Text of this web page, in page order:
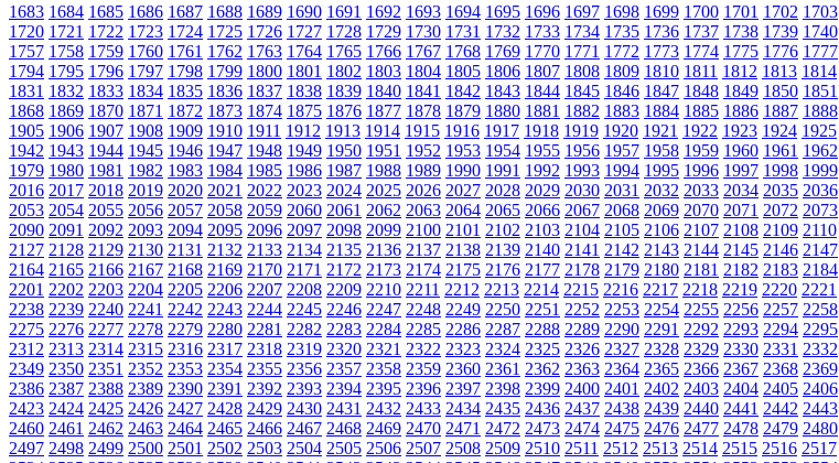
1683 1684 1685 1686 1687 1688 1689 1690 1691 1692 1693 1694 1695 1696 1697 1698 1699 1700 1701 1702 1703
1720 1721 1722 1723 1724 1725 1726 1727 1728 1729 1730 1731 1732 1733 1734 1735 1736 1737 1738 1739 1740
1757 1758 1759 1760 1761 1762 1763 1764 1765 1766 1767 1768 1769 1770 1771 1772 1773 1774 1775 1776 1777
1794 1795 1796 1797 1798 1799 1800 1801 1802 1803 1804 1805 1806 1807 1808 1809 1810 1811 1812 1813 1814
1831 1832 1833 1834 1835 1836 1837 1838 1839 1840 1841 1842 1843 1844 1845 1846 1847 1848 1849 1850 1851
1868 1869 1870 1871 1872 1873 1874 1875 1876 1877 1878 1879 1880 1881 1882 1883 1884 1885 1886 1887 1888
1905 1906 1907 1908 1909 1910 1911 1912 1913 1914 1915 1916 1917 1918 1919 1920 1921 1922 1923 1924 1925
1942 1943 1944 1945 1946 1947 1948 1949 1950 1951 1952 1953 1954 1955 1956 1957 1958 1959 1960 1961 1962
1979 1980 1981 1982 1983 1984 1985 1986 1987 1988 1989 1990 1991 1992 1993 1994 1995 1996 1997 1998 1999
2016 2017 2018 2019 2020 2021 2022 2023 2024 2025 2026 2027 2028 2029 2030 2031 2032 2033 2034 2035 2036
2053 2054 2055 2056 2057 2058 2059 2060 2061 2062 2063 2064 2065 2066 2067 2068 2069 2070 2071 2072 2073
2090 2091 2092 2093 2094 2095 2096 2097 2098 2099 2100 2101 2102 2103 2104 2105 2106 2107 2108 2109 2110
2127 2128 2129 2130 2131 2132 2133 2134 2135 2136 2137 2138 2139 2140 2141 2142 2143 2144 2145 2146 2147
2164 2165 2166 2167 2168 2169 2170 2171 2172 2173 2174 2175 2176 2177 2178 2179 2180 2181 2182 2183 2184
2201 2202 2203 2204 2205 2206 2207 2208 2209 2210 2211 2212 2213 2214 2215 2216 2217 2218 2219 2220 2221
2238 2239 2240 2241 2242 2243 2244 2245 2246 2247 2248 2249 2250 2251 2252 2253 2254 2255 2256 2257 2258
2275 2276 2277 2278 2279 2280 2281 2282 2283 2284 2285 2286 2287 2288 2289 2290 2291 2292 2293 2294 2295
2312 2313 2314 2315 2316 2317 2318 2319 2320 2321 2322 2323 2324 2325 2326 2327 2328 2329 2330 2331 2332
2349 2350 2351 2352 2353 2354 2355 2356 2357 2358 2359 2360 2361 2362 2363 2364 2365 2366 2367 2368 2369
2386 2387 2388 2389 2390 2391 2392 2393 2394 2395 2396 2397 2398 2399 2400 2401 2402 2403 2404 2405 2406
2423 2424 2425 2426 2427 2428 2429 2430 2431 2432 2433 2434 2435 2436 2437 2438 2439 2440 2441 2442 2443
2460 2461 2462 2463 2464 2465 2466 2467 2468 2469 2470 2471 2472 2473 2474 2475 2476 2477 2478 2479 2480
2497 2498 2499 2500 2501 2502 2503 2504 2505 2506 2507 2508 2509 2510 2511 2512 2513 2514 2515 2516 2517